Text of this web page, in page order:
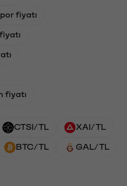
fiyatı
fiyatı
CTSI/TL XAI/TL
BTC/TL GAL/TL